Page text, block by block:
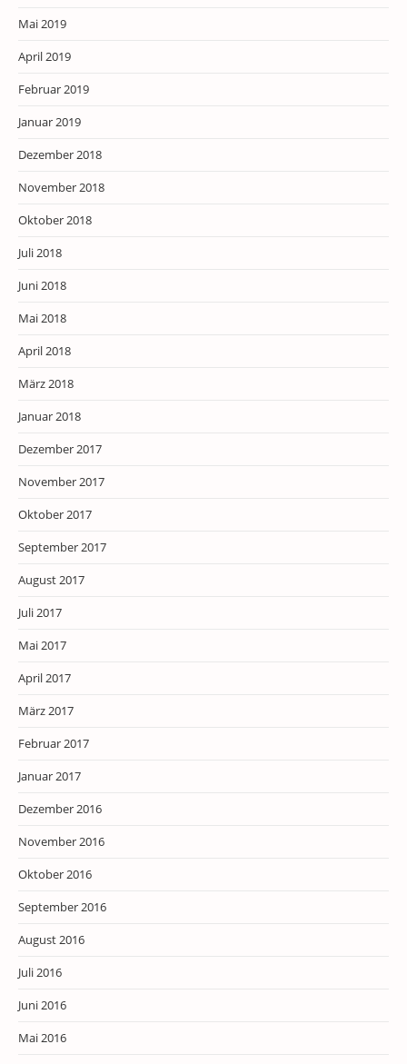
Mai 2019
April 2019
Februar 2019
Januar 2019
Dezember 2018
November 2018
Oktober 2018
Juli 2018
Juni 2018
Mai 2018
April 2018
März 2018
Januar 2018
Dezember 2017
November 2017
Oktober 2017
September 2017
August 2017
Juli 2017
Mai 2017
April 2017
März 2017
Februar 2017
Januar 2017
Dezember 2016
November 2016
Oktober 2016
September 2016
August 2016
Juli 2016
Juni 2016
Mai 2016